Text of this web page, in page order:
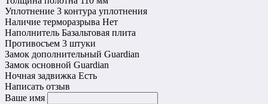
Уплотнение 3 контура уплотнения
Наличие терморазрыва Нет
Наполнитель Базальтовая плита
Противосъем 3 штуки
Замок дополнительный Guardian
Замок основной Guardian
Ночная задвижка Есть
Написать отзыв
Ваше имя